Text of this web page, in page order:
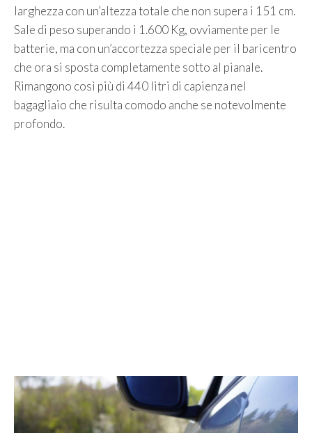
larghezza con un’altezza totale che non supera i 151 cm.
Sale di peso superando i 1.600 Kg, ovviamente per le
batterie, ma con un’accortezza speciale per il baricentro
che ora si sposta completamente sotto al pianale.
Rimangono così più di 440 litri di capienza nel
bagagliaio che risulta comodo anche se notevolmente
profondo.